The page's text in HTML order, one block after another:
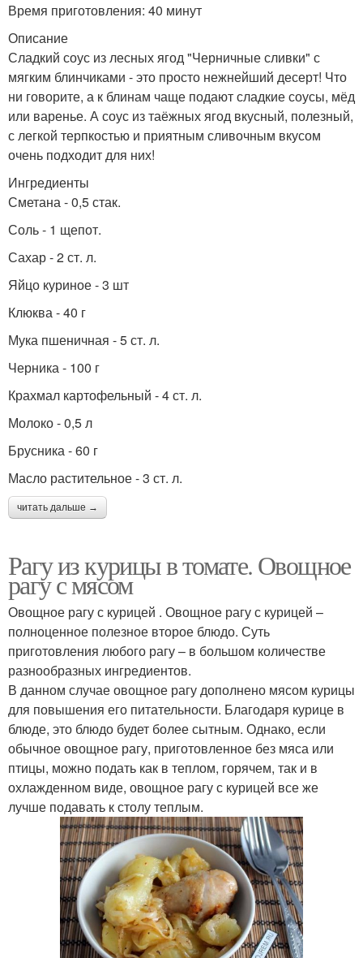
Время приготовления: 40 минут
Описание
Сладкий соус из лесных ягод "Черничные сливки" с
мягким блинчиками - это просто нежнейший десерт! Что
ни говорите, а к блинам чаще подают сладкие соусы, мёд
или варенье. А соус из таёжных ягод вкусный, полезный,
с легкой терпкостью и приятным сливочным вкусом
очень подходит для них!
Ингредиенты
Сметана - 0,5 стак.
Соль - 1 щепот.
Сахар - 2 ст. л.
Яйцо куриное - 3 шт
Клюква - 40 г
Мука пшеничная - 5 ст. л.
Черника - 100 г
Крахмал картофельный - 4 ст. л.
Молоко - 0,5 л
Брусника - 60 г
Масло растительное - 3 ст. л.
читать дальше →
Рагу из курицы в томате. Овощное
рагу с мясом
Овощное рагу с курицей . Овощное рагу с курицей –
полноценное полезное второе блюдо. Суть
приготовления любого рагу – в большом количестве
разнообразных ингредиентов.
В данном случае овощное рагу дополнено мясом курицы
для повышения его питательности. Благодаря курице в
блюде, это блюдо будет более сытным. Однако, если
обычное овощное рагу, приготовленное без мяса или
птицы, можно подать как в теплом, горячем, так и в
охлажденном виде, овощное рагу с курицей все же
лучше подавать к столу теплым.